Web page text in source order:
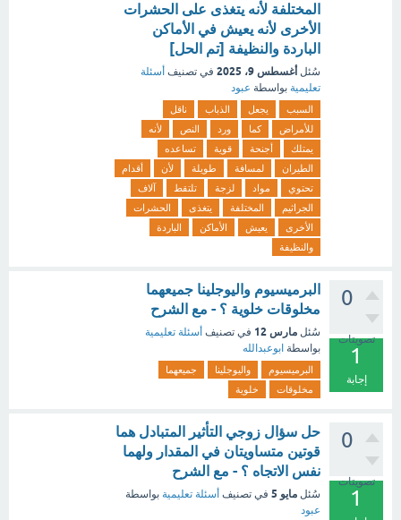
المختلفة لأنه يتغذى على الحشرات
الأخرى لأنه يعيش في الأماكن
الباردة والنظيفة [تم الحل]
سُئل أغسطس 9، 2025 في تصنيف أسئلة
تعليمية بواسطة عبود
السبب يجعل الذباب
ناقل
للأمراض
كما ورد النص
لأنه
يمتلك
أجنحة قوية
تساعده
الطيران
لمسافة طويلة لأن
أقدام
تحتوي
مواد لزجة تلتقط
آلاف
الجراثيم
المختلفة يتغذى
الحشرات
الأخرى
يعيش الأماكن
الباردة
والنظيفة
0
تصويتات
1
إجابة
البرميسيوم واليوجلينا جميعهما
مخلوقات خلوية ؟ - مع الشرح
سُئل مارس 12 في تصنيف أسئلة تعليمية
بواسطة ابوعبدالله
البرميسيوم واليوجلينا
جميعهما
مخلوقات
خلوية
0
تصويتات
1
حل سؤال زوجي التأثير المتبادل هما
قوتين متساويتان في المقدار ولهما
نفس الاتجاه ؟ - مع الشرح
سُئل مايو 5 في تصنيف أسئلة تعليمية بواسطة
عبود